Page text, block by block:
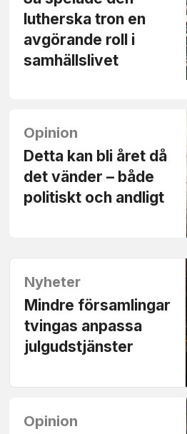
lutherska tron en
avgörande roll i
samhällslivet
Opinion
Detta kan bli året då
det vänder – både
politiskt och andligt
Nyheter
Mindre församlingar
tvingas anpassa
julgudstjänster
Opinion